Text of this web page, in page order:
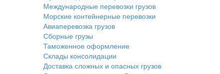
Международные перевозки грузов
Морские контейнерные перевозки
Авиаперевозка грузов
Сборные грузы
Таможенное оформление
Склады консолидации
Доставка сложных и опасных грузов